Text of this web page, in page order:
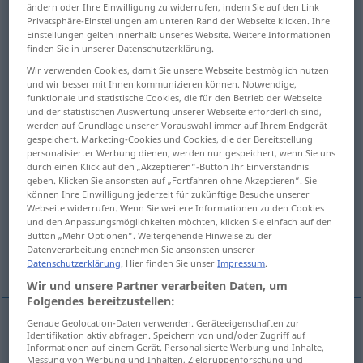
Übersicht aller Übersetzungen
(Für mehr Details die Übersetzung anklicken/antippen)
Mischerin Mixer
Mischer, Mischmaschine
Küchenmaschine, Mixer Mischpult
Tonmischerin, Toningenieur
Weitere Beispiele...
Getränk wie Tonic Wateretczum Auffüllen von
ändern oder Ihre Einwilligung zu widerrufen, indem Sie auf den Link
Privatsphäre-Einstellungen am unteren Rand der Webseite klicken. Ihre
Einstellungen gelten innerhalb unseres Website. Weitere Informationen
finden Sie in unserer Datenschutzerklärung.
Wir verwenden Cookies, damit Sie unsere Webseite bestmöglich nutzen
und wir besser mit Ihnen kommunizieren können. Notwendige,
funktionale und statistische Cookies, die für den Betrieb der Webseite
und der statistischen Auswertung unserer Webseite erforderlich sind,
werden auf Grundlage unserer Vorauswahl immer auf Ihrem Endgerät
gespeichert. Marketing-Cookies und Cookies, die der Bereitstellung
personalisierter Werbung dienen, werden nur gespeichert, wenn Sie uns
durch einen Klick auf den „Akzeptieren“-Button Ihr Einverständnis
geben. Klicken Sie ansonsten auf „Fortfahren ohne Akzeptieren“. Sie
können Ihre Einwilligung jederzeit für zukünftige Besuche unserer
Webseite widerrufen. Wenn Sie weitere Informationen zu den Cookies
und den Anpassungsmöglichkeiten möchten, klicken Sie einfach auf den
Button „Mehr Optionen“. Weitergehende Hinweise zu der
Datenverarbeitung entnehmen Sie ansonsten unserer
Datenschutzerklärung. Hier finden Sie unserImpressum.
Wir und unsere Partner verarbeiten Daten, um
Folgendes bereitzustellen:
Genaue Geolocation-Daten verwenden. Geräteeigenschaften zur
Identifikation aktiv abfragen. Speichern von und/oder Zugriff auf
Informationen auf einem Gerät. Personalisierte Werbung und Inhalte,
Messung von Werbung und Inhalten, Zielgruppenforschung und